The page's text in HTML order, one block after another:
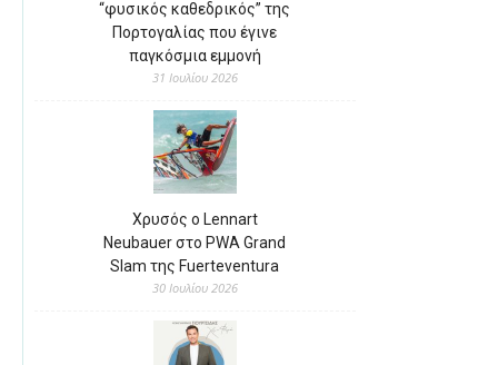
“φυσικός καθεδρικός” της
Πορτογαλίας που έγινε
παγκόσμια εμμονή
31 Ιουλίου 2026
Χρυσός ο Lennart
Neubauer στο PWA Grand
Slam της Fuerteventura
30 Ιουλίου 2026